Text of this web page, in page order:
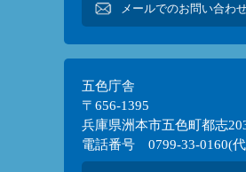
メールでのお問い合わ
五色庁舎
〒656-1395
兵庫県洲本市五色町都志
電話番号 0799-33-0160(